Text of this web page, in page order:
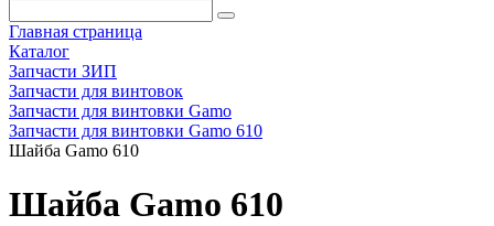
Главная страница
Каталог
Запчасти ЗИП
Запчасти для винтовок
Запчасти для винтовки Gamo
Запчасти для винтовки Gamo 610
Шайба Gamo 610
Шайба Gamo 610